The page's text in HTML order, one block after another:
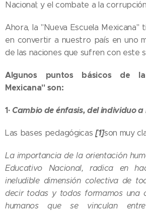
Nacional; y el combate a la
Ahora, la "Nueva Escuela Mexicana"
en convertir a nuestro país en uno
de las naciones que sufren con este
Algunos puntos básicos de la
Mexicana" son:
1· Cambio de énfasis, del individuo
Las bases pedagógicas [1]son muy
La importancia de la orientación
Educativo Nacional, radica en
ineludible dimensión colectiva de
decir todas y todos formamos una
humanos que se vinculan